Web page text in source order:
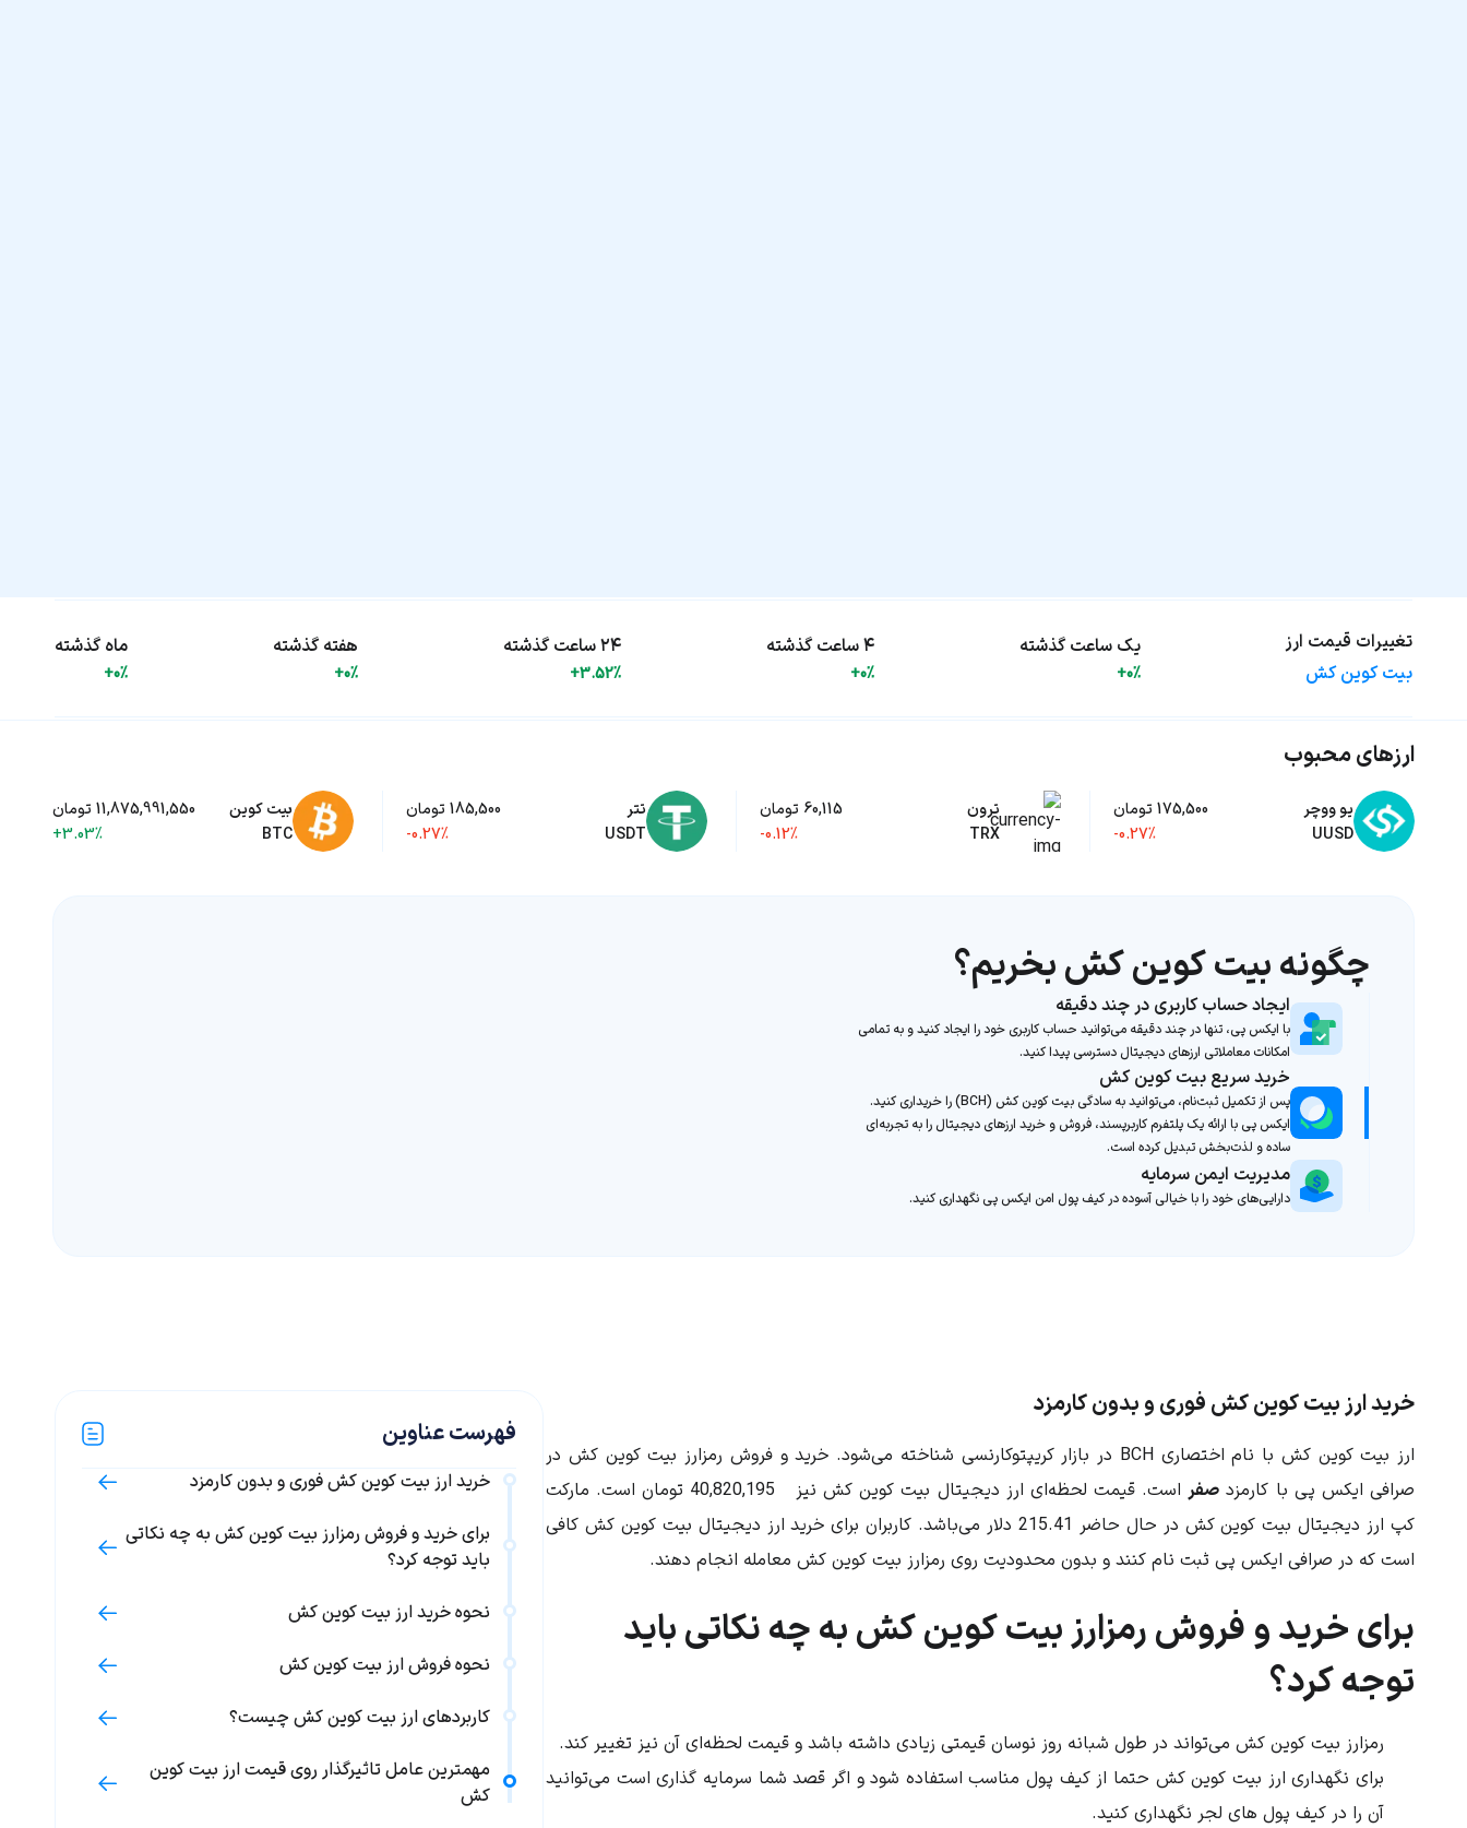
تغییرات قیمت ارز
بیت کوین کش
یک ساعت گذشته
+0%
۴ ساعت گذشته
+0%
۲۴ ساعت گذشته
+3.52%
هفته گذشته
+0%
ماه گذشته
+0%
ارزهای محبوب
یو ووچر
UUSD
175,500 تومان
-0.27%
ترون
TRX
60,115 تومان
-0.12%
تتر
USDT
185,500 تومان
-0.27%
بیت کوین
BTC
11,875,991,550 تومان
+3.03%
چگونه بیت کوین کش بخریم؟
ایجاد حساب کاربری در چند دقیقه
با ایکس پی، تنها در چند دقیقه می‌توانید حساب کاربری خود را ایجاد کنید و به تمامی
امکانات معاملاتی ارزهای دیجیتال دسترسی پیدا کنید.
خرید سریع بیت کوین کش
پس از تکمیل ثبت‌نام، می‌توانید به سادگی بیت کوین کش (BCH) را خریداری کنید.
ایکس پی با ارائه یک پلتفرم کاربرپسند، فروش و خرید ارزهای دیجیتال را به تجربه‌ای
ساده و لذت‌بخش تبدیل کرده است.
مدیریت ایمن سرمایه
دارایی‌های خود را با خیالی آسوده در کیف پول امن ایکس پی نگهداری کنید.
خرید ارز بیت کوین کش فوری و بدون کارمزد
ارز بیت کوین کش با نام اختصاریBCH در بازار کریپتوکارنسی شناخته می‌شود. خرید و فروش رمزارز بیت کوین کش در
صرافی ایکس پی با کارمزد صفراست. قیمت لحظه‌ای ارز دیجیتال بیت کوین کشنیز 40,820,195 تومان است. مارکت
کپ ارز دیجیتال بیت کوین کش در حال حاضر 215.41 دلار می‌باشد. کاربران برای خرید ارز دیجیتال بیت کوین کش کافی
است که در صرافی ایکس پی ثبت نام کنند و بدون محدودیت روی رمزارز بیت کوین کش معامله انجام دهند.
برای خرید و فروش رمزارز بیت کوین کش به چه نکاتی باید
توجه کرد؟
رمزارز بیت کوین کش می‌تواند در طول شبانه روز نوسان قیمتی زیادی داشته باشد و قیمت لحظه‌ای آن نیز تغییر کند.
برای نگهداری ارز بیت کوین کش حتما از کیف پول مناسب استفاده شود و اگر قصد شما سرمایه گذاری است می‌توانید
آن را در کیف پول های لجر نگهداری کنید.
فهرست عناوین
خرید ارز بیت کوین کش فوری و بدون کارمزد
برای خرید و فروش رمزارز بیت کوین کش به چه نکاتی
باید توجه کرد؟
نحوه خرید ارز بیت کوین کش
نحوه فروش ارز بیت کوین کش
کاربردهای ارز بیت کوین کش چیست؟
مهمترین عامل تاثیرگذار روی قیمت ارز بیت کوین
کش